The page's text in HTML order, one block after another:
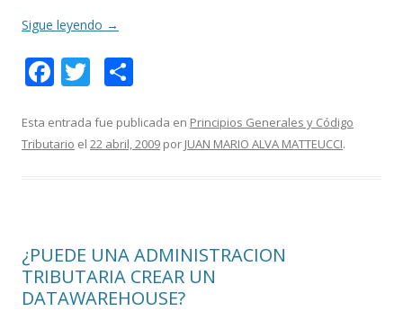
Sigue leyendo →
F
e
b
k
T
itt
er
m
p
r
Esta entrada fue publicada en Principios Generales y Código
Tributario el 22 abril, 2009 por JUAN MARIO ALVA MATTEUCCI.
¿PUEDE UNA ADMINISTRACION
TRIBUTARIA CREAR UN
DATAWAREHOUSE?